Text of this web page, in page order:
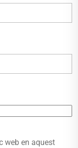
web en aquest